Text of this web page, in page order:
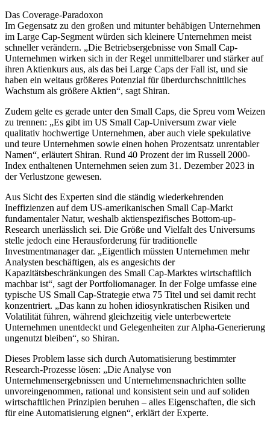
Das Coverage-Paradoxon
Im Gegensatz zu den großen und mitunter behäbigen Unternehmen
im Large Cap-Segment würden sich kleinere Unternehmen meist
schneller verändern. „Die Betriebsergebnisse von Small Cap-
Unternehmen wirken sich in der Regel unmittelbarer und stärker auf
ihren Aktienkurs aus, als das bei Large Caps der Fall ist, und sie
haben ein weitaus größeres Potenzial für überdurchschnittliches
Wachstum als größere Aktien“, sagt Shiran.
Zudem gelte es gerade unter den Small Caps, die Spreu vom Weizen
zu trennen: „Es gibt im US Small Cap-Universum zwar viele
qualitativ hochwertige Unternehmen, aber auch viele spekulative
und teure Unternehmen sowie einen hohen Prozentsatz unrentabler
Namen“, erläutert Shiran. Rund 40 Prozent der im Russell 2000-
Index enthaltenen Unternehmen seien zum 31. Dezember 2023 in
der Verlustzone gewesen.
Aus Sicht des Experten sind die ständig wiederkehrenden
Ineffizienzen auf dem US-amerikanischen Small Cap-Markt
fundamentaler Natur, weshalb aktienspezifisches Bottom-up-
Research unerlässlich sei. Die Größe und Vielfalt des Universums
stelle jedoch eine Herausforderung für traditionelle
Investmentmanager dar. „Eigentlich müssten Unternehmen mehr
Analysten beschäftigen, als es angesichts der
Kapazitätsbeschränkungen des Small Cap-Marktes wirtschaftlich
machbar ist“, sagt der Portfoliomanager. In der Folge umfasse eine
typische US Small Cap-Strategie etwa 75 Titel und sei damit recht
konzentriert. „Das kann zu hohen idiosynkratischen Risiken und
Volatilität führen, während gleichzeitig viele unterbewertete
Unternehmen unentdeckt und Gelegenheiten zur Alpha-Generierung
ungenutzt bleiben“, so Shiran.
Dieses Problem lasse sich durch Automatisierung bestimmter
Research-Prozesse lösen: „Die Analyse von
Unternehmensergebnissen und Unternehmensnachrichten sollte
unvoreingenommen, rational und konsistent sein und auf soliden
wirtschaftlichen Prinzipien beruhen – alles Eigenschaften, die sich
für eine Automatisierung eignen“, erklärt der Experte.